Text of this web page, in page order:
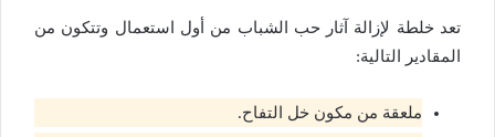
تعد خلطة لإزالة آثار حب الشباب من أول استعمال وتتكون من
المقادير التالية:
ملعقة من مكون خل التفاح.